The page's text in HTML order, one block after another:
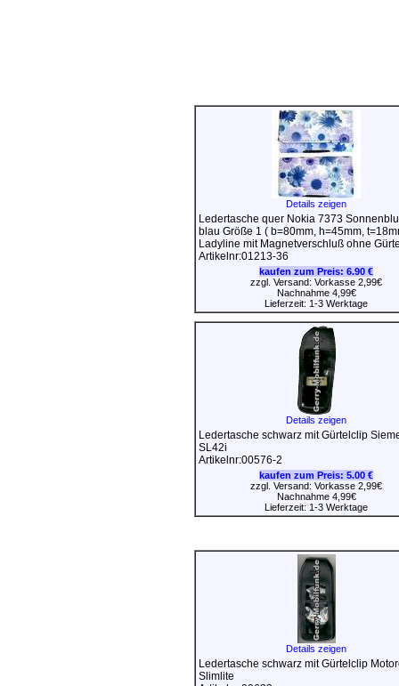
Details zeigen
Ledertasche quer Nokia 7373
blau Größe 1 ( b=80mm, h=45mm,
Ladyline mit Magnetverschluß ohne
Artikelnr:01213-36
kaufen zum Preis: 6.90 €
zzgl. Versand: Vorkasse 2,99€
Nachnahme 4,99€
Lieferzeit: 1-3 Werktage
Details zeigen
Ledertasche schwarz mit Gürtelclip
SL42i
Artikelnr:00576-2
kaufen zum Preis: 5.00 €
zzgl. Versand: Vorkasse 2,99€
Nachnahme 4,99€
Lieferzeit: 1-3 Werktage
Details zeigen
Ledertasche schwarz mit Gürtelclip
Slimlite